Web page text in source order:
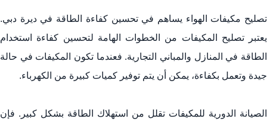
تصليح مكيفات الهواء يساهم في تحسين كفاءة الطاقة في ديرة دبي.
يعتبر تصليح المكيفات من الخطوات الهامة لتحسين كفاءة استخدام
الطاقة في المنازل والمباني التجارية. فعندما تكون المكيفات في حالة
جيدة وتعمل بكفاءة، يمكن أن يتم توفير كميات كبيرة من الكهرباء.
الصيانة الدورية للمكيفات تقلل من استهلاك الطاقة بشكل كبير. فإن